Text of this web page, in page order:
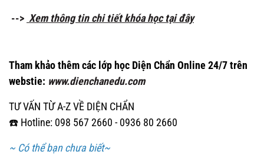
--> Xem thông tin chi tiết khóa học tại đây
Tham khảo thêm các lớp học Diện Chẩn Online 24/7 trên
webstie: www.dienchanedu.com
TƯ VẤN TỪ A-Z VỀ DIỆN CHẨN
☎️ Hotline: 098 567 2660 - 0936 80 2660
~ Có thể bạn chưa biết~